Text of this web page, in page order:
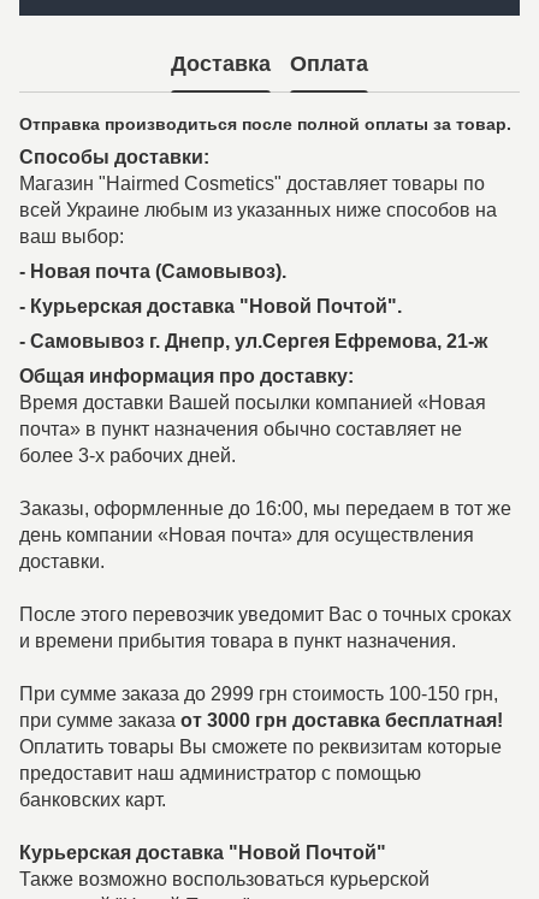
Доставка Оплата
Отправка производиться после полной оплаты за товар.
Способы доставки:
Магазин "Hairmed Cosmetics" доставляет товары по
всей Украине любым из указанных ниже способов на
ваш выбор:
- Новая почта (Самовывоз).
- Курьерская доставка "Новой Почтой".
- Самовывоз г. Днепр, ул.Сергея Ефремова, 21-ж
Общая информация про доставку:
Время доставки Вашей посылки компанией «Новая
почта» в пункт назначения обычно составляет не
более 3-х рабочих дней.
Заказы, оформленные до 16:00, мы передаем в тот же
день компании «Новая почта» для осуществления
доставки.
После этого перевозчик уведомит Вас о точных сроках
и времени прибытия товара в пункт назначения.
При сумме заказа до 2999 грн стоимость 100-150 грн,
при сумме заказа от 3000 грн доставка бесплатная!
Оплатить товары Вы сможете по реквизитам которые
предоставит наш администратор с помощью
банковских карт.
Курьерская доставка "Новой Почтой"
Также возможно воспользоваться курьерской